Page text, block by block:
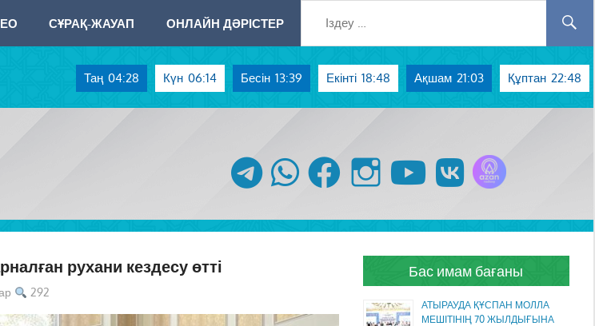
СҰРАҚ-ЖАУАП ОНЛАЙН ДӘРІСТЕР
Таң 04:28 Күн 06:14 Бесін 13:39 Екінті 18:48 Ақшам 21:03 Құптан 22:48
telegram whatsapp facebook instagram youtubevk
рухани кездесу өтті
292
Бас имам бағаны
АТЫРАУДА ҚҰСПАН МОЛЛА
МЕШІТІНІҢ 70 ЖЫЛДЫҒЫНА